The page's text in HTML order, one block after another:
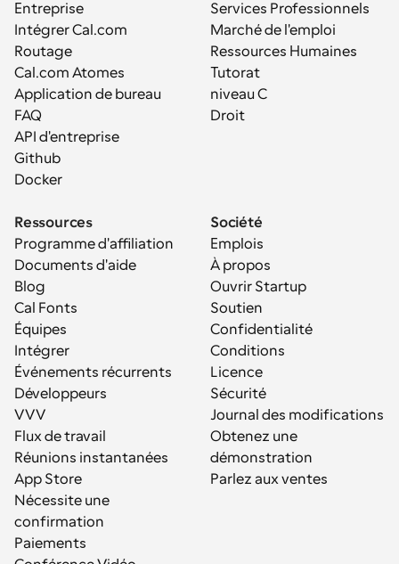
Entreprise
Intégrer Cal.com
Routage
Cal.com Atomes
Application de bureau
FAQ
API d'entreprise
Github
Docker
Services Professionnels
Marché de l'emploi
Ressources Humaines
Tutorat
niveau C
Droit
Ressources
Programme d'affiliation
Documents d'aide
Blog
Cal Fonts
Équipes
Intégrer
Événements récurrents
Développeurs
VVV
Flux de travail
Réunions instantanées
App Store
Nécessite une
confirmation
Paiements
Société
Emplois
À propos
Ouvrir Startup
Soutien
Confidentialité
Conditions
Licence
Sécurité
Journal des modifications
Obtenez une
démonstration
Parlez aux ventes